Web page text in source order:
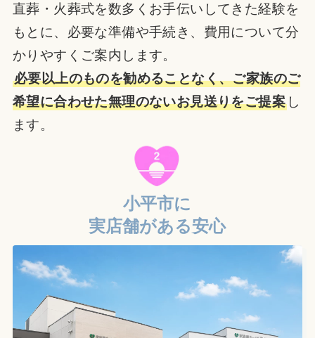
直葬・火葬式を数多くお手伝いしてきた経験を
もとに、必要な準備や手続き、費用について分
かりやすくご案内します。
必要以上のものを勧めることなく、ご家族のご
希望に合わせた無理のないお見送りをご提案し
ます。
小平市に
実店舗がある安心